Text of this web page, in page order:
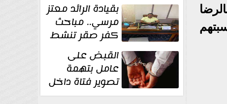
بقيادة الرائد معتز
مرسي.. مباحث
كفر صقر تنشط
بقوة وتوجه
ضربات أمنية... القبض على
عامل بتهمة
تصوير فتاة داخل
غرفة تغيير